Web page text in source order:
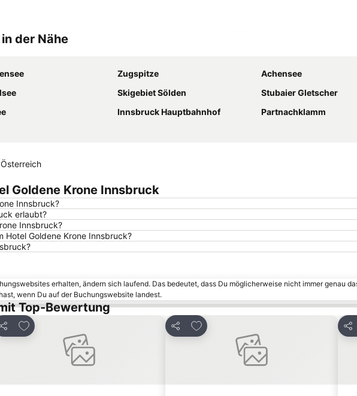
der Nähe
Zugspitze
Achensee
Skigebiet Sölden
Stubaier Gletscher
Innsbruck Hauptbahnhof
Partnachklamm
Goldene Krone Innsbruck
Innsbruck?
erlaubt?
Innsbruck?
Hotel Goldene Krone Innsbruck?
erhalten, ändern sich laufend. Das bedeutet, dass Du möglicherweise nicht immer genau
wenn Du auf der Buchungswebsite landest.
Top-Bewertung
Teilen
Zu Favoriten hinzufügen
Teilen
Zu Favoriten hinzufügen